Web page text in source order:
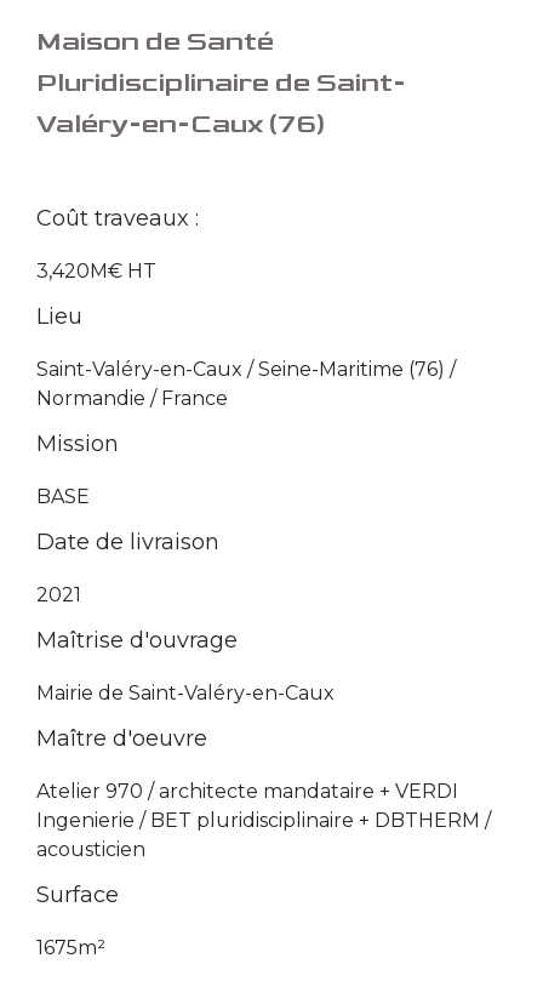
Maison de Santé
Pluridisciplinaire de Saint-
Valéry-en-Caux (76)
Coût traveaux :
3,420M€ HT
Lieu
Saint-Valéry-en-Caux / Seine-Maritime (76) /
Normandie / France
Mission
BASE
Date de livraison
2021
Maîtrise d'ouvrage
Mairie de Saint-Valéry-en-Caux
Maître d'oeuvre
Atelier 970 / architecte mandataire + VERDI
Ingenierie / BET pluridisciplinaire + DBTHERM /
acousticien
Surface
1675m²